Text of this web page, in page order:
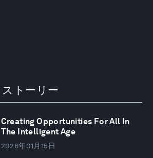
トーリー
Creating Opportunities For All In
The Intelligent Age
2026年01月15日